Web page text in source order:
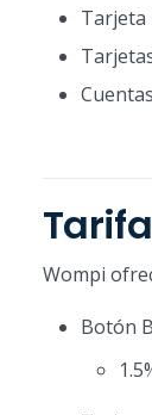
Tarjeta
Wompi
Botón